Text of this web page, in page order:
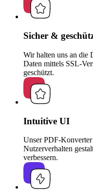
Sicher &
Wir halten uns an die
Daten mittels SSL-
geschützt.
Intuitive UI
Unser PDF-
Nutzerverhalten
verbessern.